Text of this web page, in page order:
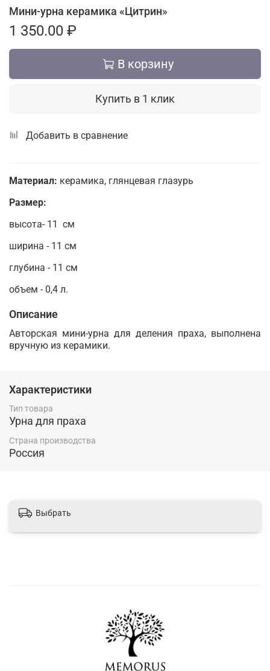
Мини-урна керамика «Цитрин»
1 350.00 ₽
В корзину
Купить в 1 клик
Добавить в сравнение
Материал: керамика, глянцевая глазурь
Размер:
высота- 11 см
ширина - 11 см
глубина - 11 см
объем - 0,4 л.
Описание
Авторская мини-урна для деления праха, выполнена
вручную из керамики.
Характеристики
Тип товара
Урна для праха
Страна производства
Россия
Выбрать